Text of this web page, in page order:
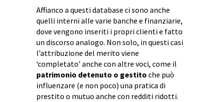
Affianco a questi database ci sono anche
quelli interni alle varie banche e finanziarie,
dove vengono inseriti i propri clienti e fatto
un discorso analogo. Non solo, in questi casi
l’attribuzione del merito viene
‘completato’ anche con altre voci, come il
patrimonio detenuto o gestito che può
influenzare (e non poco) una pratica di
prestito o mutuo anche con redditi ridotti.